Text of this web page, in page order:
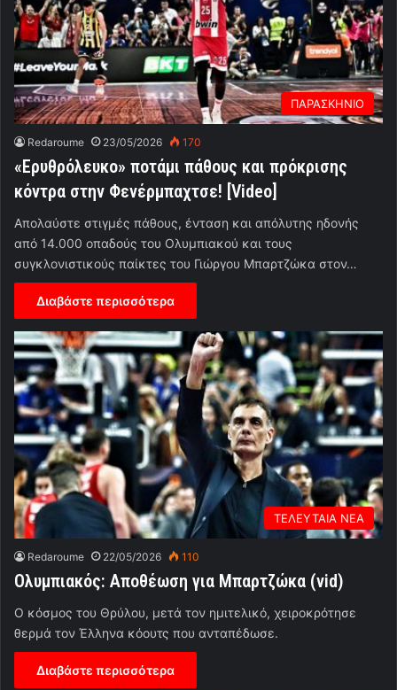
ΠΑΡΑΣΚΗΝΙΟ
Redaroume 23/05/2026 170
«Ερυθρόλευκο» ποτάμι πάθους και πρόκρισης
κόντρα στην Φενέρμπαχτσε! [Video]
Απολαύστε στιγμές πάθους, ένταση και απόλυτης ηδονής
από 14.000 οπαδούς του Ολυμπιακού και τους
συγκλονιστικούς παίκτες του Γιώργου Μπαρτζώκα στον…
Διαβάστε περισσότερα
ΤΕΛΕΥΤΑΙΑ ΝΕΑ
Redaroume 22/05/2026 110
Ολυμπιακός: Αποθέωση για Μπαρτζώκα (vid)
Ο κόσμος του Θρύλου, μετά τον ημιτελικό, χειροκρότησε
θερμά τον Έλληνα κόουτς που ανταπέδωσε.
Διαβάστε περισσότερα